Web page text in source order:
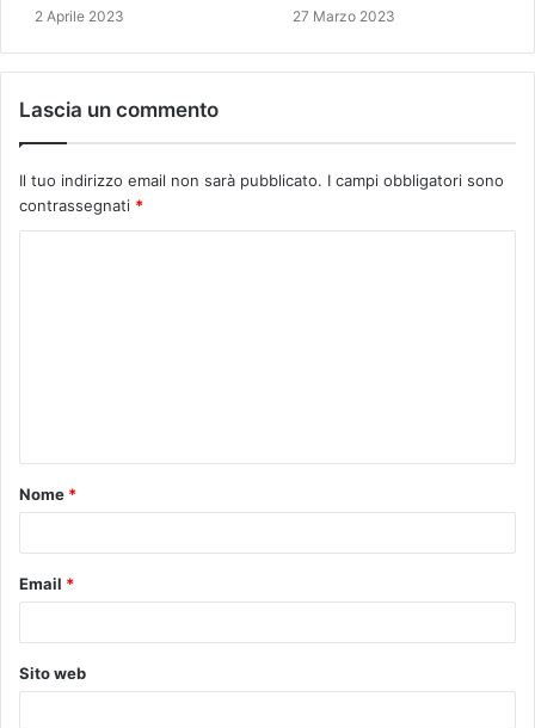
2 Aprile 2023 27 Marzo 2023
Lascia un commento
Il tuo indirizzo email non sarà pubblicato. I campi obbligatori sono
contrassegnati *
t
o
Nome *
Email *
Sito web